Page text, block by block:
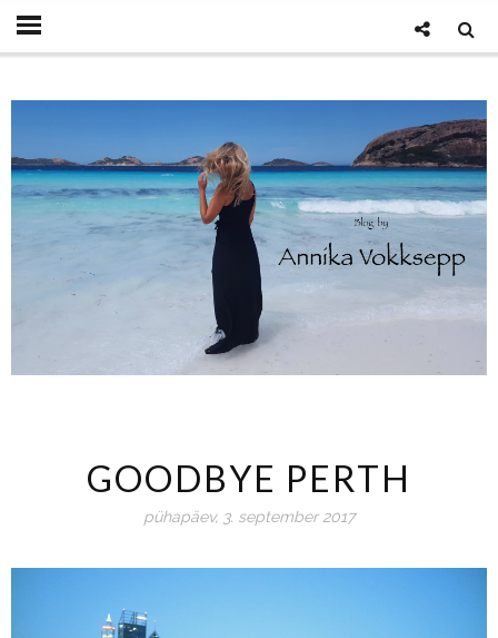
GOODBYE PERTH
pühapäev, 3. september 2017